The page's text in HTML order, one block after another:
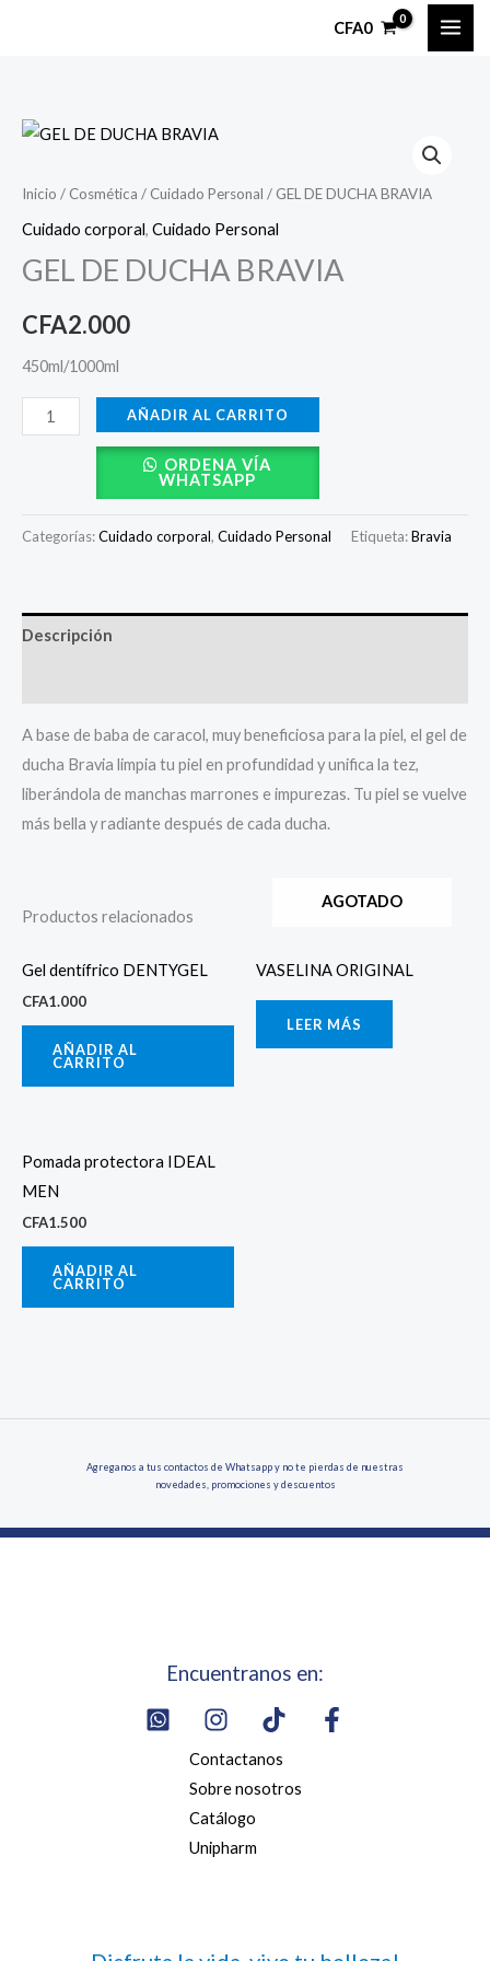
CFA0
Inicio / Cosmética / Cuidado Personal / GEL DE DUCHA BRAVIA
Cuidado corporal, Cuidado Personal
GEL DE DUCHA BRAVIA
CFA2.000
450ml/1000ml
GEL
DUCHA
BRAVIA
AÑADIR AL CARRITO
ORDENA VÍA
WHATSAPP
Categorías:Cuidado corporal, Cuidado Personal Etiqueta:Bravia
Descripción
A base de baba de caracol, muy beneficiosa para la piel, el gel de
ducha Bravia limpia tu piel en profundidad y unifica la tez,
liberándola de manchas marrones e impurezas. Tu piel se vuelve
más bella y radiante después de cada ducha.
Productos relacionados
Gel dentífrico DENTYGEL
CFA1.000
AÑADIR AL
CARRITO
AGOTADO
VASELINA ORIGINAL
LEER MÁS
Pomada protectora IDEAL
MEN
CFA1.500
AÑADIR AL
CARRITO
Agreganos a tus contactos de Whatsapp y no te pierdas de nuestras
novedades, promociones y descuentos
Encuentranos en:
Contactanos
Sobre nosotros
Catálogo
Unipharm